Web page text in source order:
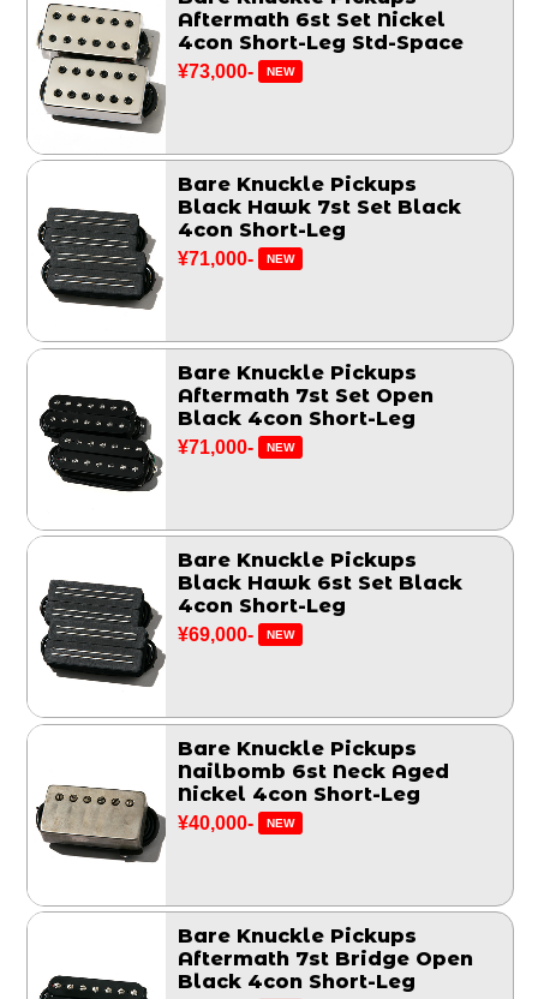
Aftermath 6st Set Nickel
4con Short-Leg Std-Space
¥73,000- NEW
Bare Knuckle Pickups
Black Hawk 7st Set Black
4con Short-Leg
¥71,000- NEW
Bare Knuckle Pickups
Aftermath 7st Set Open
Black 4con Short-Leg
¥71,000- NEW
Bare Knuckle Pickups
Black Hawk 6st Set Black
4con Short-Leg
¥69,000- NEW
Bare Knuckle Pickups
Nailbomb 6st Neck Aged
Nickel 4con Short-Leg
¥40,000- NEW
Bare Knuckle Pickups
Aftermath 7st Bridge Open
Black 4con Short-Leg